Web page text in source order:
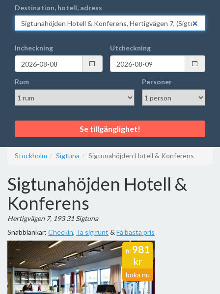
Destination, hotell, adress
Incheckning Utcheckning
Rum Personer
Se tillgänglighet!
Stockholm Sigtuna Sigtunahöjden Hotell & Konferens
Sigtunahöjden Hotell &
Konferens
Hertigvägen 7, 193 31 Sigtuna
Snabblänkar: Checkin, Ta sig runt & Få bästa pris
fr. 981
kr
boka nu